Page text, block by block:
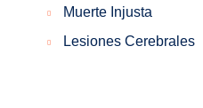
Muerte Injusta
Lesiones Cerebrales